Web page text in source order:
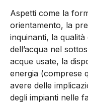
Aspetti come la
orientamento, la
inquinanti, la qualità
dell’acqua nel
acque usate, la
energia (comprese
avere delle
degli impianti nelle